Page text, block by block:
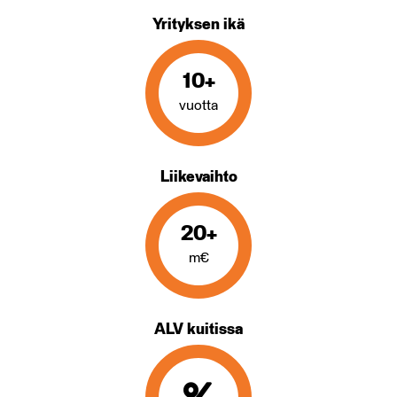
Yrityksen ikä
10+
vuotta
Liikevaihto
20+
m€
ALV kuitissa